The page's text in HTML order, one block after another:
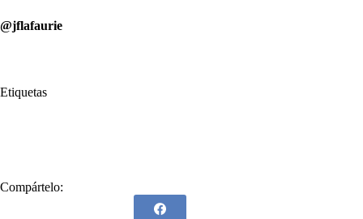
@jflafaurie
Etiquetas
Compártelo: